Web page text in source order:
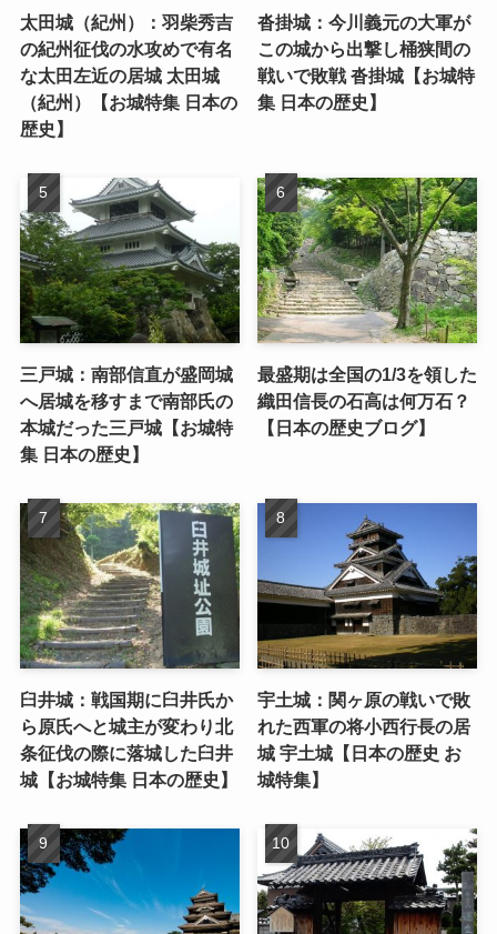
太田城（紀州）：羽柴秀吉
の紀州征伐の水攻めで有名
な太田左近の居城 太田城
（紀州）【お城特集 日本の
歴史】
沓掛城：今川義元の大軍が
この城から出撃し桶狭間の
戦いで敗戦 沓掛城【お城特
集 日本の歴史】
三戸城：南部信直が盛岡城
へ居城を移すまで南部氏の
本城だった三戸城【お城特
集 日本の歴史】
最盛期は全国の1/3を領した
織田信長の石高は何万石？
【日本の歴史ブログ】
臼井城：戦国期に臼井氏か
ら原氏へと城主が変わり北
条征伐の際に落城した臼井
城【お城特集 日本の歴史】
宇土城：関ヶ原の戦いで敗
れた西軍の将小西行長の居
城 宇土城【日本の歴史 お
城特集】